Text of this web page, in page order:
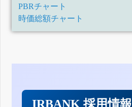
PBRチャート
時価総額チャート
IRBANK 採用情報